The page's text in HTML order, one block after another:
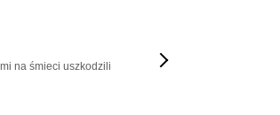
na śmieci uszkodzili